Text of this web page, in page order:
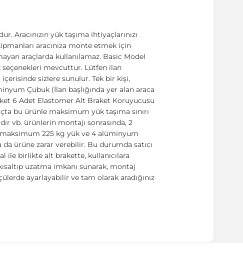
Aracınızın yük taşıma ihtiyaçlarınızı
aracınıza monte etmek için
araçlarda kullanılamaz. Basic Model
seçenekleri mevcuttur. Lütfen ilan
sizlere sunulur. Tek bir kişi,
Çubuk (İlan başlığında yer alan araca
6 Adet Elastomer Alt Braket Koruyucusu
bu ürünle maksimum yük taşıma sınırı
vb. ürünlerin montajı sonrasında, 2
225 kg yük ve 4 alüminyum
ürüne zarar verebilir. Bu durumda satıcı
ile birlikte alt brakette, kullanıcılara
uzatma imkanı sunarak, montaj
ayarlayabilir ve tam olarak aradığınız